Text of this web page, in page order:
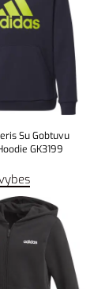
Su Gobtuvu
GK3199